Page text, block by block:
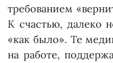
требованием
К счастью, далеко
«как было». Те
на работе,